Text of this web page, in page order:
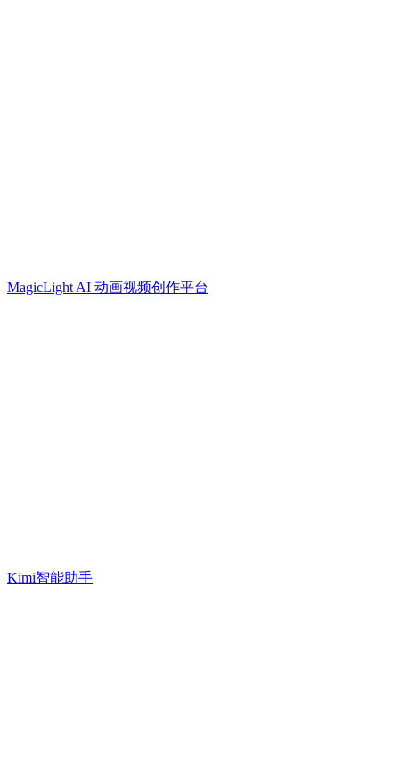
MagicLight AI 动画视频创作平台
Kimi智能助手